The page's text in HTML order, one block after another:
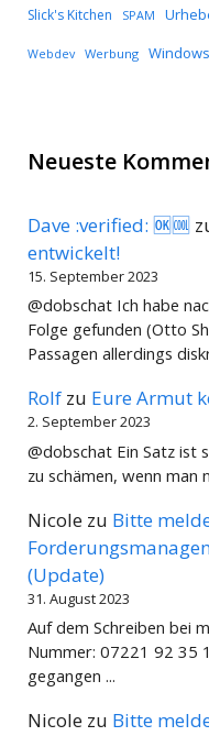
Slick's Kitchen SPAM
Webdev Werbung Windows
Neueste
Dave :verified: 🆗🆒
entwickelt!
15. September 2023
@dobschat Ich habe
Folge gefunden (Otto
Passagen allerdings
Rolf zu Eure Armut
2. September 2023
@dobschat Ein Satz ist
zu schämen, wenn man
Nicole zu Bitte
(Update)
31. August 2023
Auf dem Schreiben bei
Nummer: 07221 92 35
gegangen ...
Nicole zu Bitte